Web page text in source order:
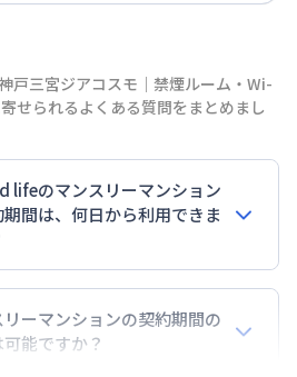
戸三宮ジアコスモ｜禁煙ルーム・Wi-
せられるよくある質問をまとめまし
lifeのマンスリーマンション
期間は、何日から利用できま
間ですが1ヶ月（30日）以上
ございますのでお気軽にお問い
リーマンションの契約期間の
能ですか？